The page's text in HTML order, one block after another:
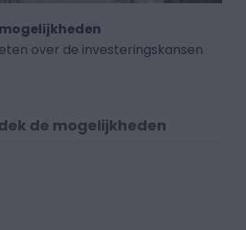
over de investeringskansen
de mogelijkheden